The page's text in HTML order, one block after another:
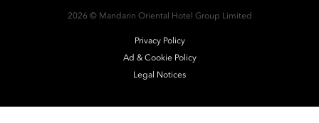
2026 © Mandarin Oriental Hotel Group Limited
Privacy Policy
Ad & Cookie Policy
Legal Notices